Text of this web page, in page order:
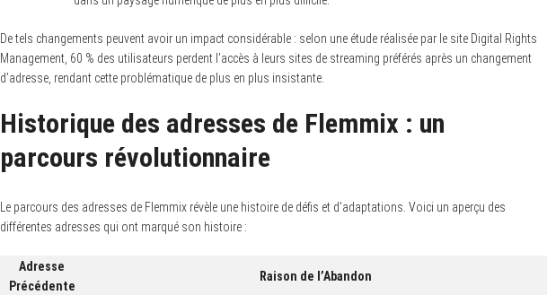
De tels changements peuvent avoir un impact considérable : selon une étude réalisée par le site Digital Rights
Management, 60 % des utilisateurs perdent l’accès à leurs sites de streaming préférés après un changement
d’adresse, rendant cette problématique de plus en plus insistante.
Historique des adresses de Flemmix : un
parcours révolutionnaire
Le parcours des adresses de Flemmix révèle une histoire de défis et d’adaptations. Voici un aperçu des
différentes adresses qui ont marqué son histoire :
Adresse
Précédente
Raison de l’Abandon